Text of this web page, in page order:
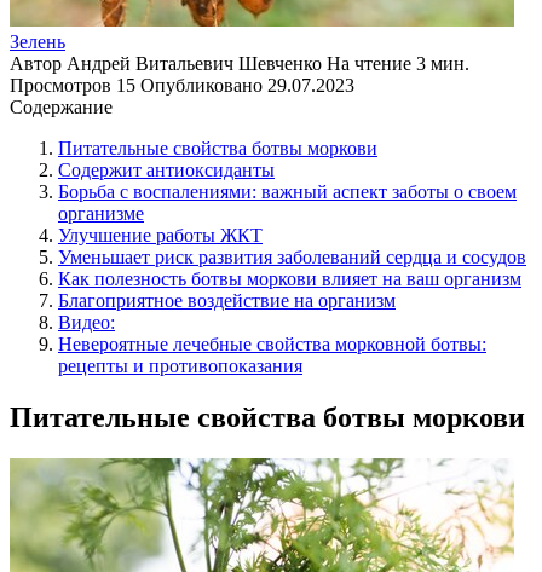
Зелень
Автор Андрей Витальевич Шевченко На чтение 3 мин.
Просмотров 15 Опубликовано 29.07.2023
Содержание
Питательные свойства ботвы моркови
Содержит антиоксиданты
Борьба с воспалениями: важный аспект заботы о своем
организме
Улучшение работы ЖКТ
Уменьшает риск развития заболеваний сердца и сосудов
Как полезность ботвы моркови влияет на ваш организм
Благоприятное воздействие на организм
Видео:
Невероятные лечебные свойства морковной ботвы:
рецепты и противопоказания
Питательные свойства ботвы моркови